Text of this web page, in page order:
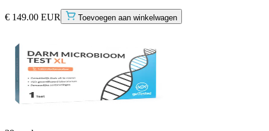
€ 149.00 EUR Toevoegen aan winkelwagen